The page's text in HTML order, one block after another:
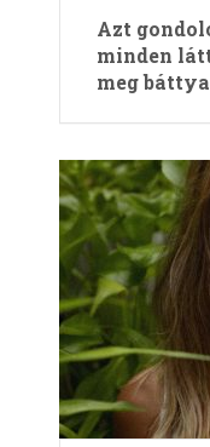
Azt
minden
meg báttya